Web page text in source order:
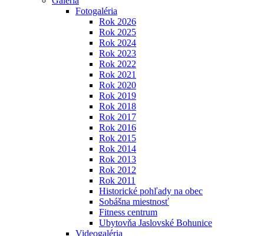
Fotogaléria
Rok 2026
Rok 2025
Rok 2024
Rok 2023
Rok 2022
Rok 2021
Rok 2020
Rok 2019
Rok 2018
Rok 2017
Rok 2016
Rok 2015
Rok 2014
Rok 2013
Rok 2012
Rok 2011
Historické pohľady na obec
Sobášna miestnosť
Fitness centrum
Ubytovňa Jaslovské Bohunice
Videogaléria